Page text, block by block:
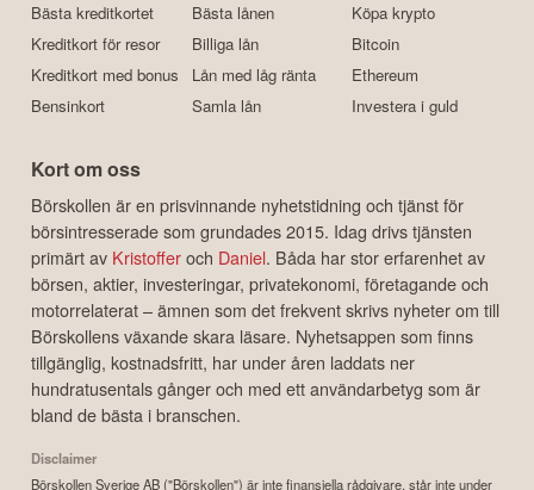
Bästa kreditkortet
Kreditkort för resor
Kreditkort med bonus
Bensinkort
Bästa lånen
Billiga lån
Lån med låg ränta
Samla lån
Köpa krypto
Bitcoin
Ethereum
Investera i guld
Kort om oss
Börskollen är en prisvinnande nyhetstidning och tjänst för
börsintresserade som grundades 2015. Idag drivs tjänsten
primärt av Kristofferoch Daniel. Båda har stor erfarenhet av
börsen, aktier, investeringar, privatekonomi, företagande och
motorrelaterat – ämnen som det frekvent skrivs nyheter om till
Börskollens växande skara läsare. Nyhetsappen som finns
tillgänglig, kostnadsfritt, har under åren laddats ner
hundratusentals gånger och med ett användarbetyg som är
bland de bästa i branschen.
Disclaimer
Börskollen Sverige AB ("Börskollen") är inte finansiella rådgivare, står inte under